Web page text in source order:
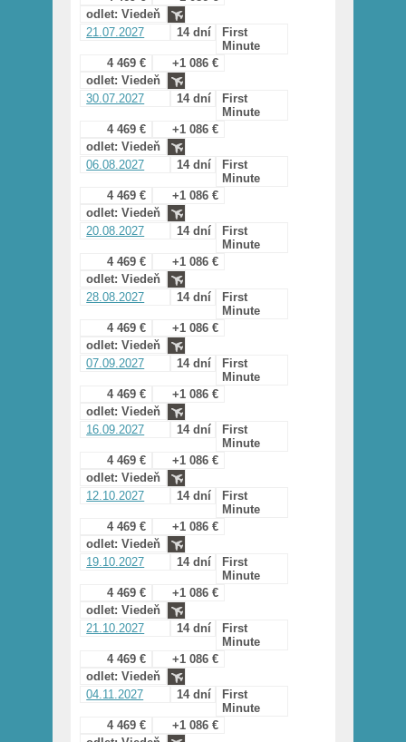
odlet: Viedeň
21.07.2027
14 dní
First
Minute
4 469 €
+1 086 €
odlet: Viedeň
30.07.2027
14 dní
First
Minute
4 469 €
+1 086 €
odlet: Viedeň
06.08.2027
14 dní
First
Minute
4 469 €
+1 086 €
odlet: Viedeň
20.08.2027
14 dní
First
Minute
4 469 €
+1 086 €
odlet: Viedeň
28.08.2027
14 dní
First
Minute
4 469 €
+1 086 €
odlet: Viedeň
07.09.2027
14 dní
First
Minute
4 469 €
+1 086 €
odlet: Viedeň
16.09.2027
14 dní
First
Minute
4 469 €
+1 086 €
odlet: Viedeň
12.10.2027
14 dní
First
Minute
4 469 €
+1 086 €
odlet: Viedeň
19.10.2027
14 dní
First
Minute
4 469 €
+1 086 €
odlet: Viedeň
21.10.2027
14 dní
First
Minute
4 469 €
+1 086 €
odlet: Viedeň
04.11.2027
14 dní
First
Minute
4 469 €
+1 086 €